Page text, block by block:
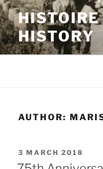
Skip
to
contentHISTORY
AUTHOR:
POSTED
ON
3 MARCH 2018